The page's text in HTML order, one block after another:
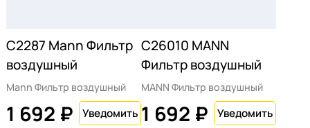
C2287 Mann Фильтр
воздушный
Mann Фильтр воздушный
1 692 ₽
C26010 MANN
Фильтр воздушный
MANN Фильтр воздушный
1 692 ₽